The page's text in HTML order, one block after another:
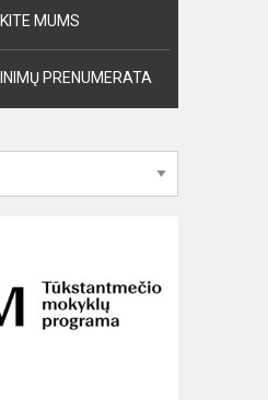
MUMS
PRENUMERATA